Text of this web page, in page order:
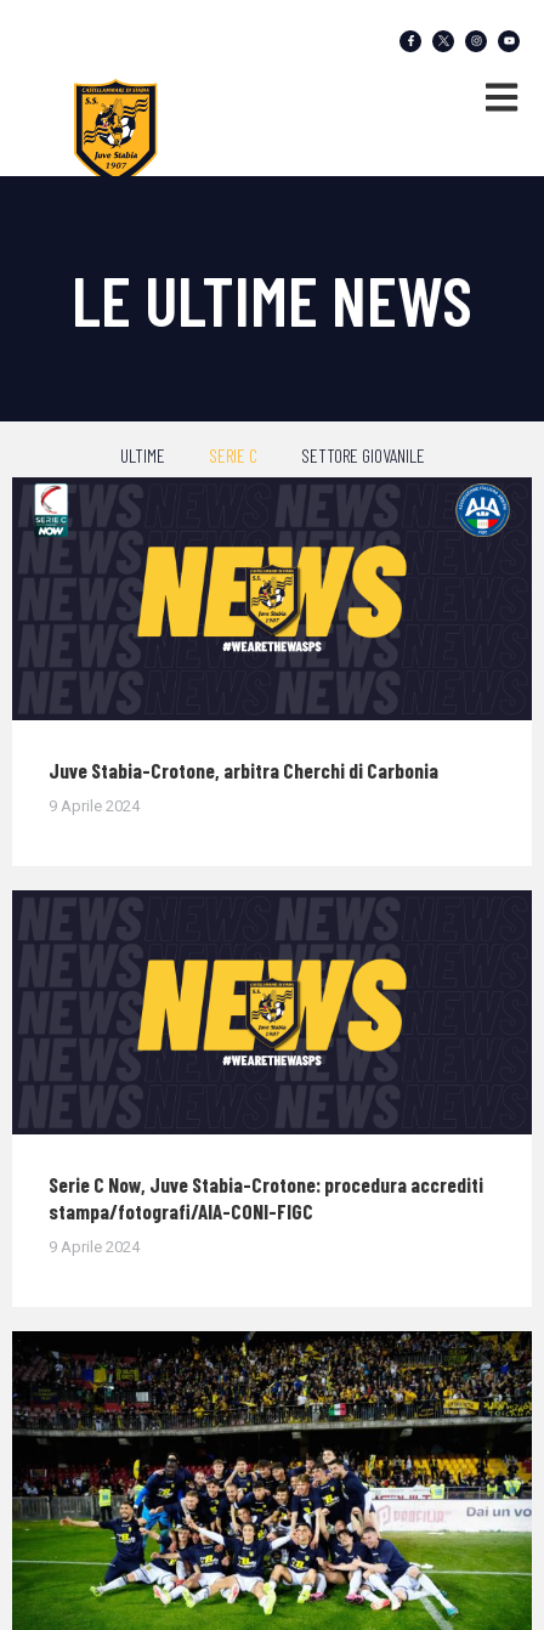
LE ULTIME NEWS
ULTIME SERIE C SETTORE GIOVANILE
Juve Stabia-Crotone, arbitra Cherchi di Carbonia
9 Aprile 2024
Serie C Now, Juve Stabia-Crotone: procedura accrediti
stampa/fotografi/AIA-CONI-FIGC
9 Aprile 2024